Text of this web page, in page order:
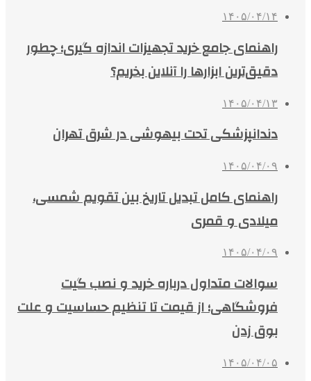
۱۴۰۵/۰۴/۱۴
راهنمای جامع خرید تجهیزات اندازه گیری؛ چطور
دقیق‌ترین ابزارها را آنلاین بخریم؟
۱۴۰۵/۰۴/۱۳
دندانپزشکی تحت بیهوشی در شرق تهران
۱۴۰۵/۰۴/۰۹
راهنمای کامل تبدیل تاریخ بین تقویم شمسی،
میلادی و قمری
۱۴۰۵/۰۴/۰۹
سوالات متداول درباره خرید و نصب گیت
فروشگاهی؛ از قیمت تا تنظیم حساسیت و علت
بوق زدن
۱۴۰۵/۰۴/۰۵